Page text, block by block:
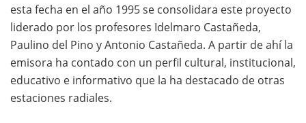
esta fecha en el año 1995 se consolidara este proyecto
liderado por los profesores Idelmaro Castañeda,
Paulino del Pino y Antonio Castañeda. A partir de ahí la
emisora ha contado con un perfil cultural, institucional,
educativo e informativo que la ha destacado de otras
estaciones radiales.